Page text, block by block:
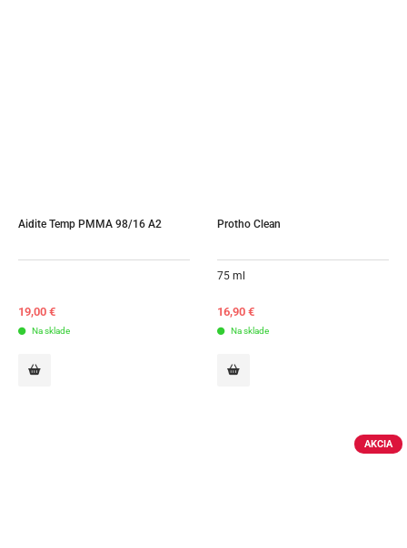
Aidite Temp PMMA 98/16 A2
19,00 €
Na sklade
Protho Clean
75 ml
16,90 €
Na sklade
AKCIA